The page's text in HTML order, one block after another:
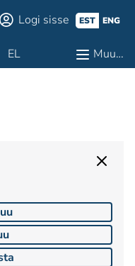
Logi sisse EST ENG
EL Muu…